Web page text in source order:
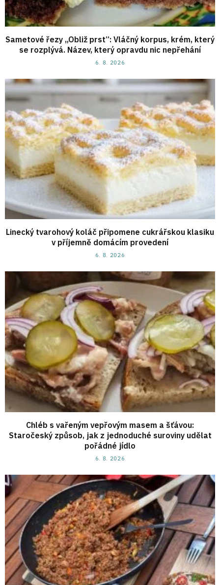
Sametové řezy „Obliž prst”: Vláčný korpus, krém, který
se rozplývá. Název, který opravdu nic nepřehání
6. 8. 2026
Linecký tvarohový koláč připomene cukrářskou klasiku
v příjemně domácím provedení
6. 8. 2026
Chléb s vařeným vepřovým masem a šťávou:
Staročeský způsob, jak z jednoduché suroviny udělat
pořádné jídlo
6. 8. 2026